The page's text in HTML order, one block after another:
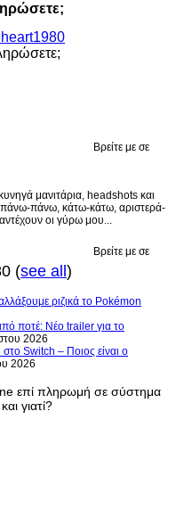
Βρείτε με σε
μανιτάρια, headshots και
πάνω, κάτω-κάτω, αριστερά-
οι γύρω μου...
Βρείτε με σε
(see all)
ριζικά το Pokémon
ποτέ: Νέο trailer για το
2026
Switch – Ποιος είναι ο
2026
επί πληρωμή σε σύστημα
γιατί?